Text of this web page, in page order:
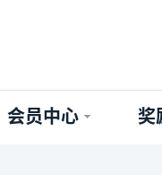
会员中心 奖